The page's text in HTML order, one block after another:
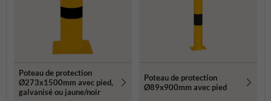
Poteau de protection
Ø273x1500mm avec pied,
galvanisé ou jaune/noir
Poteau de protection
Ø89x900mm avec pied